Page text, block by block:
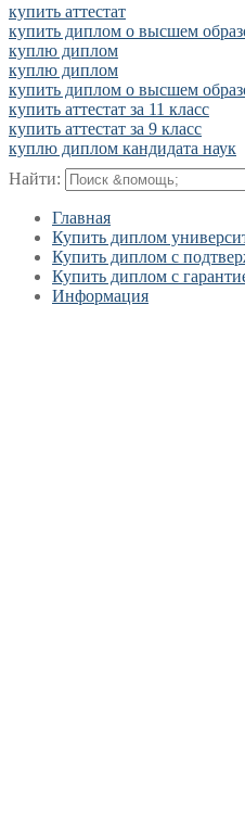
купить аттестат
купить диплом о высшем
куплю диплом
куплю диплом
купить диплом о высшем
купить аттестат за 11 класс
купить аттестат за 9 класс
куплю диплом кандидата наук
Найти:
Главная
Купить диплом
Купить диплом с
Купить диплом с
Информация